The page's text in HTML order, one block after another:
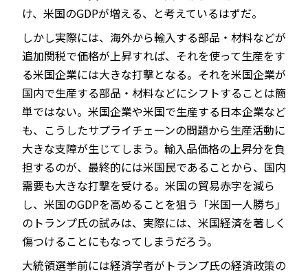
け、米国のGDPが増える、と考えているはずだ。
しかし実際には、海外から輸入する部品・材料などが
追加関税で価格が上昇すれば、それを使って生産をす
る米国企業には大きな打撃となる。それを米国企業が
国内で生産する部品・材料などにシフトすることは簡
単ではない。米国企業や米国で生産する日本企業など
も、こうしたサプライチェーンの問題から生産活動に
大きな支障が生じてしまう。輸入品価格の上昇分を負
担するのが、最終的には米国民であることから、国内
需要も大きな打撃を受ける。米国の貿易赤字を減ら
し、米国のGDPを高めることを狙う「米国一人勝ち」
のトランプ氏の試みは、実際には、米国経済を著しく
傷つけることにもなってしまうだろう。
大統領選挙前には経済学者がトランプ氏の経済政策の